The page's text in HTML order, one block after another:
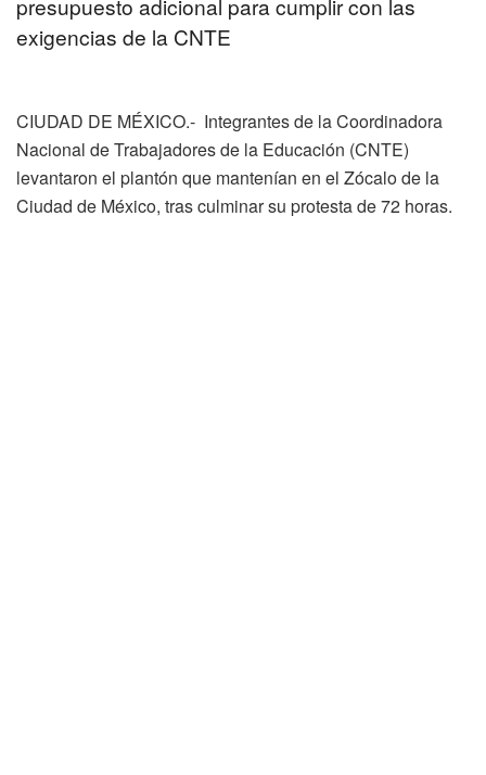
exigencias de la CNTE
CIUDAD DE MÉXICO.- Integrantes de la Coordinadora
Nacional de Trabajadores de la Educación (CNTE)
levantaron el plantón que mantenían en el Zócalo de la
Ciudad de México, tras culminar su protesta de 72 horas.